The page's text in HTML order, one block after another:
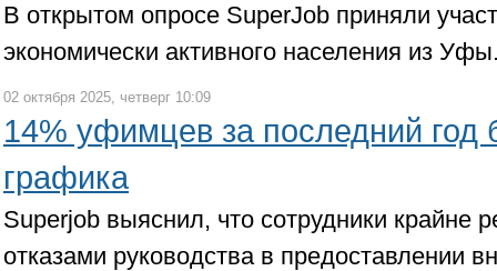
В открытом опросе SuperJob приняли
экономически активного населения из
02 октября 2025, четверг 10:09
14% уфимцев за последний год
графика
Superjob выяснил, что сотрудники крайне
отказами руководства в предоставлении